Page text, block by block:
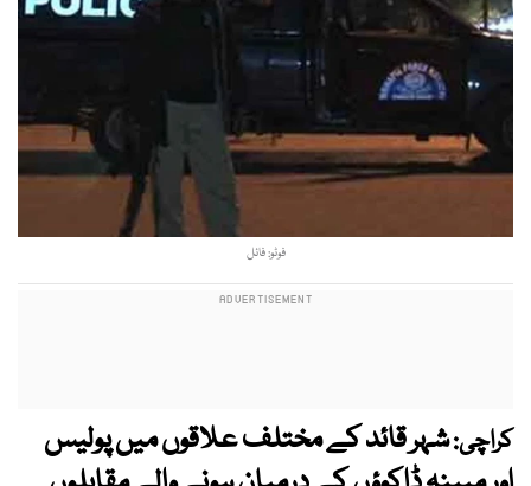
فوٹو: فائل
کراچی:شہر قائد کے مختلف علاقوں میں پولیس